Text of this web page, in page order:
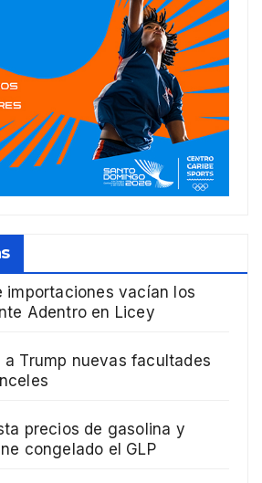
importaciones vacían los
Adentro en Licey
a Trump nuevas facultades
precios de gasolina y
congelado el GLP